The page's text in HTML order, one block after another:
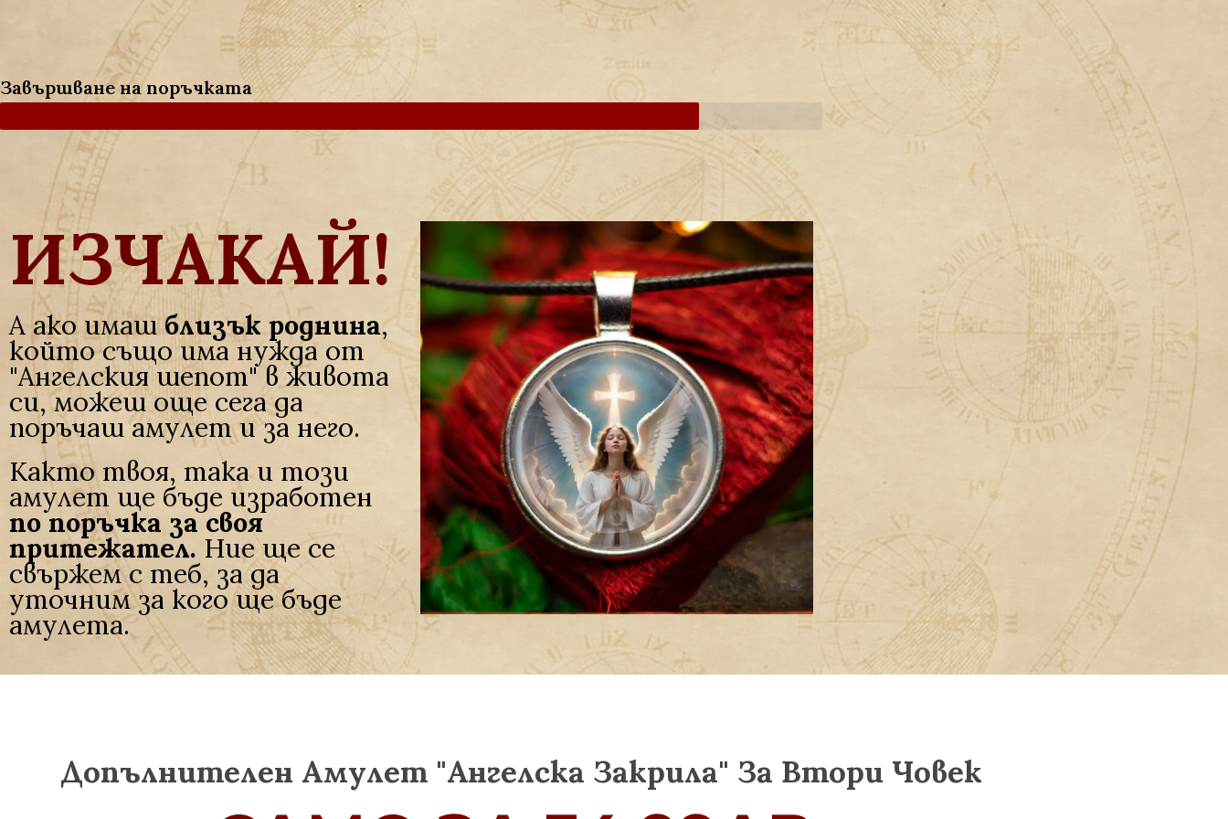
Завършване на поръчката
ИЗЧАКАЙ!
А ако имашблизък роднина,
който също има нужда от
"Ангелския шепот" в живота
си, можеш още сега да
поръчаш амулет и за него.
Както твоя, така и този
амулет ще бъде изработен
по поръчка за своя
притежател. Ние ще се
свържем с теб, за да
уточним за кого ще бъде
амулета.
Допълнителен Амулет "Ангелска Закрила" За Втори Човек